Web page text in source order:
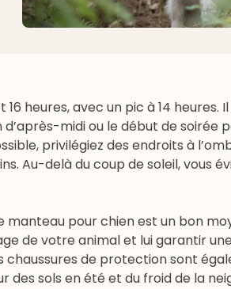
16 heures, avec un pic à 14
midi ou le début de soirée
privilégiez des endroits à
Au-delà du coup de soleil, vous
manteau pour chien est un bon
de votre animal et lui garantir
de protection sont
sols en été et du froid de la